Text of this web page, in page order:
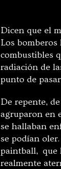
Dicen que el
Los
combustibles
radiación de
punto de
De repente,
agruparon en
se hallaban
se podían
paintball, que
realmente